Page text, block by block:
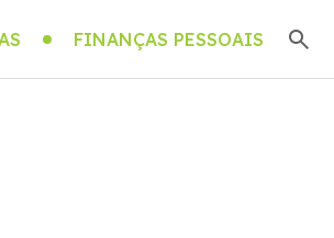
FINANÇAS PESSOAIS